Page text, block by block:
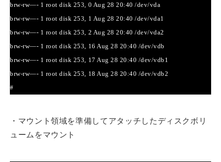
brw-rw—- 1 root disk 253, 0 Aug 28 20:40 /dev/vda
brw-rw—- 1 root disk 253, 1 Aug 28 20:40 /dev/vda1
brw-rw—- 1 root disk 253, 2 Aug 28 20:40 /dev/vda2
brw-rw—- 1 root disk 253, 16 Aug 28 20:40 /dev/vdb
brw-rw—- 1 root disk 253, 17 Aug 28 20:40 /dev/vdb1
brw-rw—- 1 root disk 253, 18 Aug 28 20:40 /dev/vdb2
#
・マウント領域を準備してアタッチしたディスクボリ
ュームをマウント